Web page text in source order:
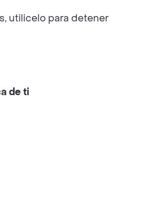
utilicelo para detener
de ti